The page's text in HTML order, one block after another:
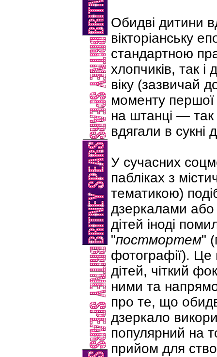
Обидві дитини
вікторіанську
стандартною
хлопчиків, так і
віку (зазвичай
моменту
на штанці —
вдягали в сукні
У сучасних
пабліках з
тематикою)
дзеркалами
дітей іноді
"постмортем"
фотографії).
дітей, чіткий
ними та
про те, що
дзеркало
популярний на
прийом для